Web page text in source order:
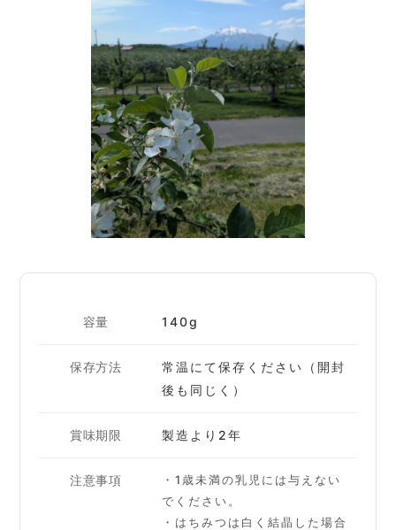
容量 140g
保存方法
常温にて保存ください（開封
後も同じく）
賞味期限 製造より2年
注意事項
・1歳未満の乳児には与えない
でください。
・はちみつは白く結晶した場合